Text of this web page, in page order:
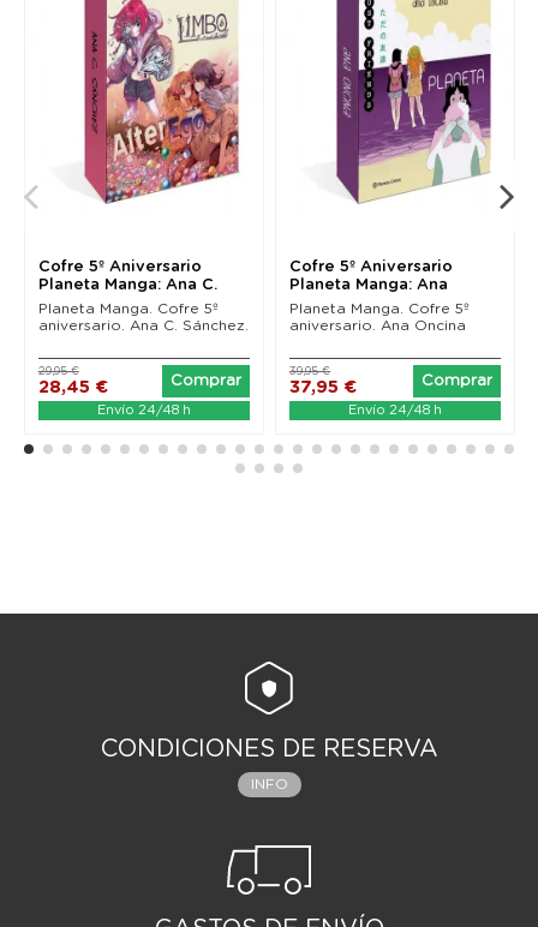
Cofre 5º Aniversario
Planeta Manga: Ana C.
Sánchez
Planeta Manga. Cofre 5º
aniversario. Ana C. Sánchez.
28,45 €
29,95 €
Comprar
Envío 24/48 h
Cofre 5º Aniversario
Planeta Manga: Ana
Oncina
Planeta Manga. Cofre 5º
aniversario. Ana Oncina
37,95 €
39,95 €
Comprar
Envío 24/48 h
CONDICIONES DE RESERVA
INFO